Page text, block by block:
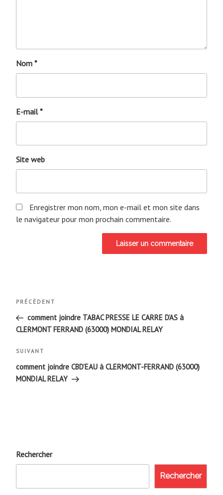
Nom *
E-mail*
Site web
Enregistrer mon nom, mon e-mail et mon site dans
le navigateur pour mon prochain commentaire.
Navigation
de
l’article
Article
précédent
PRÉCÉDENT
comment joindre TABAC PRESSE LE CARRE D’AS à
CLERMONT FERRAND (63000) MONDIAL RELAY
Article
suivant
SUIVANT
comment joindre CBD’EAU à CLERMONT-FERRAND (63000)
MONDIAL RELAY
Rechercher
Rechercher